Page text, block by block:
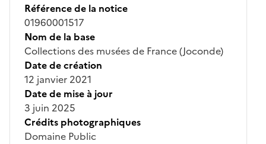
Référence de la notice
01960001517
Nom de la base
Collections des musées de France (Joconde)
Date de création
12 janvier 2021
Date de mise à jour
3 juin 2025
Crédits photographiques
Domaine Public